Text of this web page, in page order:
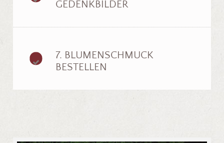
GEDENKBILDER
7. BLUMENSCHMUCK
BESTELLEN